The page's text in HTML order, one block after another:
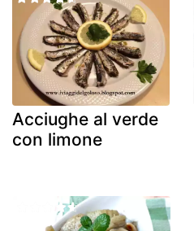
Acciughe al verde
con limone